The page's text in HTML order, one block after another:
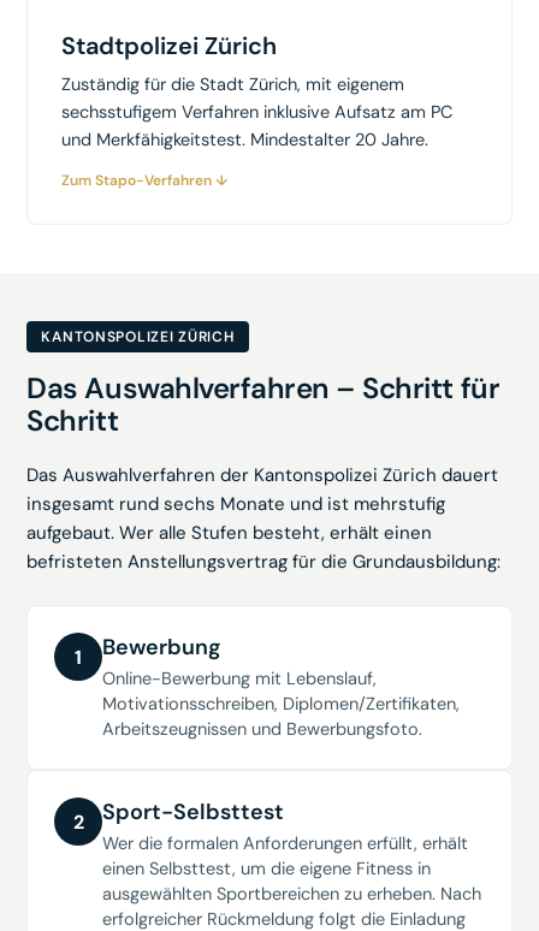
Stadtpolizei Zürich
Zuständig für die Stadt Zürich, mit eigenem
sechsstufigem Verfahren inklusive Aufsatz am PC
und Merkfähigkeitstest. Mindestalter 20 Jahre.
Zum Stapo-Verfahren ↓
KANTONSPOLIZEI ZÜRICH
Das Auswahlverfahren – Schritt für
Schritt
Das Auswahlverfahren der Kantonspolizei Zürich dauert
insgesamt rund sechs Monate und ist mehrstufig
aufgebaut. Wer alle Stufen besteht, erhält einen
befristeten Anstellungsvertrag für die Grundausbildung:
1 Bewerbung
Online-Bewerbung mit Lebenslauf,
Motivationsschreiben, Diplomen/Zertifikaten,
Arbeitszeugnissen und Bewerbungsfoto.
2 Sport-Selbsttest
Wer die formalen Anforderungen erfüllt, erhält
einen Selbsttest, um die eigene Fitness in
ausgewählten Sportbereichen zu erheben. Nach
erfolgreicher Rückmeldung folgt die Einladung